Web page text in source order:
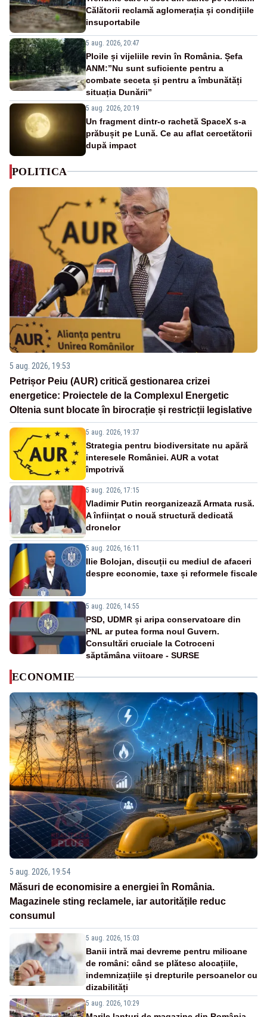
Călătorii reclamă aglomerația și condițiile
insuportabile
5 aug. 2026, 20:47
Ploile și vijeliile revin în România. Șefa
ANM:”Nu sunt suficiente pentru a
combate seceta și pentru a îmbunătăți
situația Dunării”
5 aug. 2026, 20:19
Un fragment dintr-o rachetă SpaceX s-a
prăbușit pe Lună. Ce au aflat cercetătorii
după impact
POLITICA
5 aug. 2026, 19:53
Petrișor Peiu (AUR) critică gestionarea crizei
energetice: Proiectele de la Complexul Energetic
Oltenia sunt blocate în birocrație și restricții legislative
5 aug. 2026, 19:37
Strategia pentru biodiversitate nu apără
interesele României. AUR a votat
împotrivă
5 aug. 2026, 17:15
Vladimir Putin reorganizează Armata rusă.
A înființat o nouă structură dedicată
dronelor
5 aug. 2026, 16:11
Ilie Bolojan, discuții cu mediul de afaceri
despre economie, taxe și reformele fiscale
5 aug. 2026, 14:55
PSD, UDMR și aripa conservatoare din
PNL ar putea forma noul Guvern.
Consultări cruciale la Cotroceni
săptămâna viitoare - SURSE
ECONOMIE
5 aug. 2026, 19:54
Măsuri de economisire a energiei în România.
Magazinele sting reclamele, iar autoritățile reduc
consumul
5 aug. 2026, 15:03
Banii intră mai devreme pentru milioane
de români: când se plătesc alocațiile,
indemnizațiile și drepturile persoanelor cu
dizabilități
5 aug. 2026, 10:29